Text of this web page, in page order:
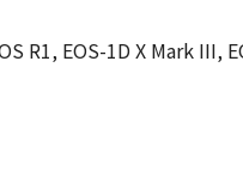
R1, EOS-1D X Mark III,